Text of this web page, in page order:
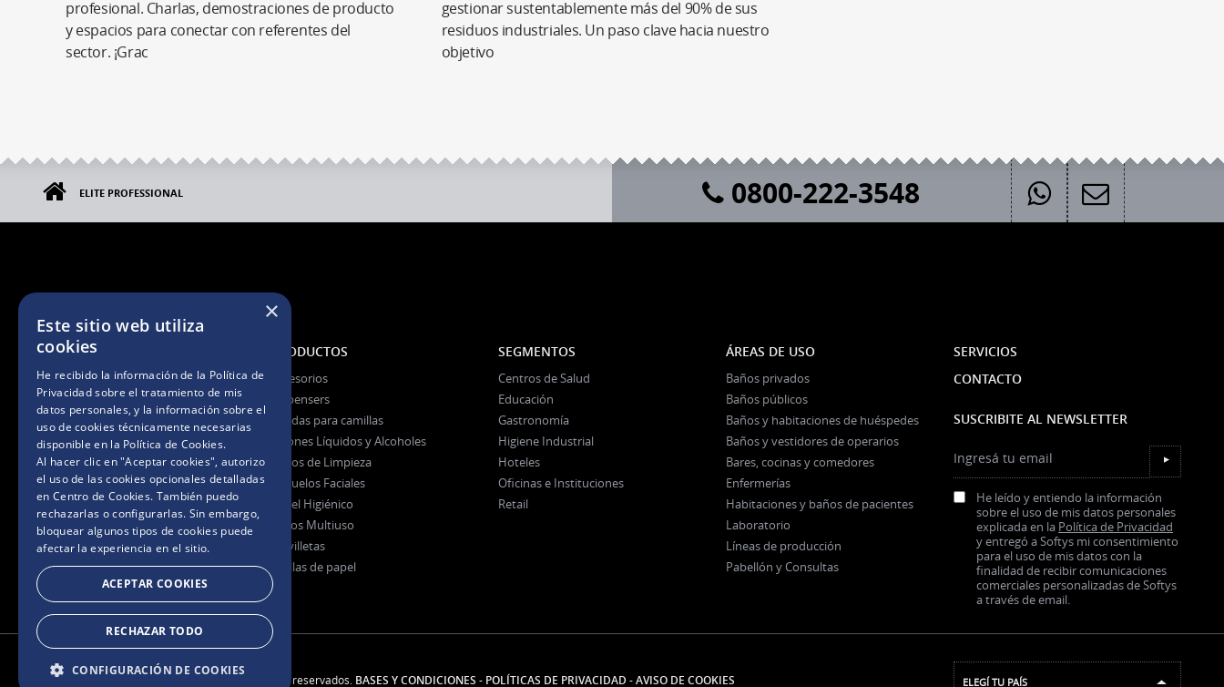
profesional. Charlas, demostraciones de producto
y espacios para conectar con referentes del
sector. ¡Grac
gestionar sustentablemente más del 90% de sus
residuos industriales. Un paso clave hacia nuestro
objetivo
ELITE PROFESSIONAL 0800-222-3548
NOSOTROS
La Empresa
La Marca
Certificaciones
Preguntas Frecuentes
PRODUCTOS
Accesorios
Dispensers
Fundas para camillas
Jabones Líquidos y Alcoholes
Paños de Limpieza
Pañuelos Faciales
Papel Higiénico
Rollos Multiuso
Servilletas
Toallas de papel
SEGMENTOS
Centros de Salud
Educación
Gastronomía
Higiene Industrial
Hoteles
Oficinas e Instituciones
Retail
ÁREAS DE USO
Baños privados
Baños públicos
Baños y habitaciones de huéspedes
Baños y vestidores de operarios
Bares, cocinas y comedores
Enfermerías
Habitaciones y baños de pacientes
Laboratorio
Líneas de producción
Pabellón y Consultas
SERVICIOS
CONTACTO
SUSCRIBITE AL NEWSLETTER
Ingresá tu email
He leído y entiendo la información
sobre el uso de mis datos personales
explicada en la Política de Privacidad
y entregó a Softys mi consentimiento
para el uso de mis datos con la
finalidad de recibir comunicaciones
comerciales personalizadas de Softys
a través de email.
▼
2025. Todos los derechos reservados. BASES Y CONDICIONES - POLÍTICAS DE PRIVACIDAD -AVISO DE COOKIES ELEGÍ TU PAÍS
×
Este sitio web utiliza
cookies
He recibido la información de la Política de
Privacidadsobre el tratamiento de mis
datos personales, y la información sobre el
uso de cookies técnicamente necesarias
disponible en la Política de Cookies.
Al hacer clic en "Aceptar cookies", autorizo
el uso de las cookies opcionales detalladas
en Centro de Cookies. También puedo
rechazarlas o configurarlas. Sin embargo,
bloquear algunos tipos de cookies puede
afectar la experiencia en el sitio.
ACEPTAR COOKIES
RECHAZAR TODO
CONFIGURACIÓN DE COOKIES